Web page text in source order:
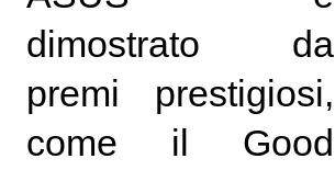
dimostrato da
premi prestigiosi,
come il Good